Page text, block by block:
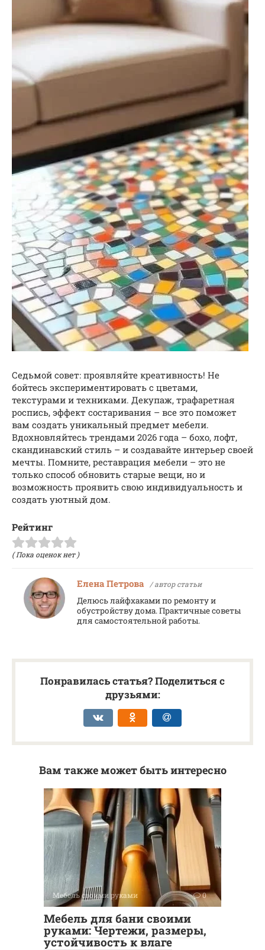
Седьмой совет: проявляйте креативность! Не
бойтесь экспериментировать с цветами,
текстурами и техниками. Декупаж, трафаретная
роспись, эффект состаривания – все это поможет
вам создать уникальный предмет мебели.
Вдохновляйтесь трендами 2026 года – бохо, лофт,
скандинавский стиль – и создавайте интерьер своей
мечты. Помните, реставрация мебели – это не
только способ обновить старые вещи, но и
возможность проявить свою индивидуальность и
создать уютный дом.
Рейтинг
( Пока оценок нет )
Елена Петрова / автор статьи
Делюсь лайфхаками по ремонту и
обустройству дома. Практичные советы
для самостоятельной работы.
Понравилась статья? Поделиться с
друзьями:
Вам также может быть интересно
Мебель своими руками 0
Мебель для бани своими
руками: Чертежи, размеры,
устойчивость к влаге